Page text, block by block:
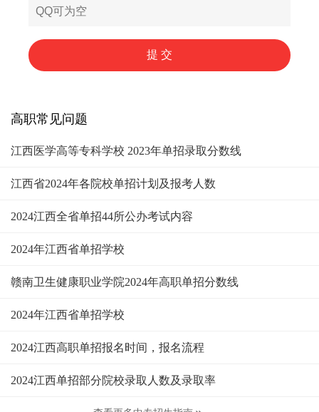
高职常见问题
江西医学高等专科学校 2023年单招录取分数线
江西省2024年各院校单招计划及报考人数
2024江西全省单招44所公办考试内容
2024年江西省单招学校
赣南卫生健康职业学院2024年高职单招分数线
2024年江西省单招学校
2024江西高职单招报名时间，报名流程
2024江西单招部分院校录取人数及录取率